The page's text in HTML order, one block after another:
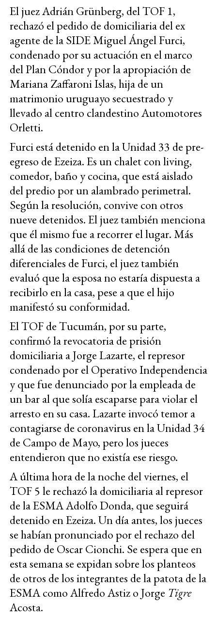
El juez Adrián Grünberg, del TOF 1,
rechazó el pedido de domiciliaria del ex
agente de la SIDE Miguel Ángel Furci,
condenado por su actuación en el marco
del Plan Cóndor y por la apropiación de
Mariana Zaffaroni Islas, hija de un
matrimonio uruguayo secuestrado y
llevado al centro clandestino Automotores
Orletti.
Furci está detenido en la Unidad 33 de pre-
egreso de Ezeiza. Es un chalet con living,
comedor, baño y cocina, que está aislado
del predio por un alambrado perimetral.
Según la resolución, convive con otros
nueve detenidos. El juez también menciona
que él mismo fue a recorrer el lugar. Más
allá de las condiciones de detención
diferenciales de Furci, el juez también
evaluó que la esposa no estaría dispuesta a
recibirlo en la casa, pese a que el hijo
manifestó su conformidad.
El TOF de Tucumán, por su parte,
confirmó la revocatoria de prisión
domiciliaria a Jorge Lazarte, el represor
condenado por el Operativo Independencia
y que fue denunciado por la empleada de
un bar al que solía escaparse para violar el
arresto en su casa. Lazarte invocó temor a
contagiarse de coronavirus en la Unidad 34
de Campo de Mayo, pero los jueces
entendieron que no existía ese riesgo.
A última hora de la noche del viernes, el
TOF 5 le rechazó la domiciliaria al represor
de la ESMA Adolfo Donda, que seguirá
detenido en Ezeiza. Un día antes, los jueces
se habían pronunciado por el rechazo del
pedido de Oscar Cionchi. Se espera que en
esta semana se expidan sobre los planteos
de otros de los integrantes de la patota de la
ESMA como Alfredo Astiz o Jorge Tigre
Acosta.